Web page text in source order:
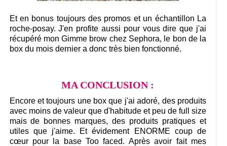
Et en bonus toujours des promos et un échantillon La
roche-posay. J'en profite aussi pour vous dire que j'ai
récupéré mon Gimme brow chez Sephora, le bon de la
box du mois dernier a donc très bien fonctionné.
MA CONCLUSION :
Encore et toujours une box que j'ai adoré, des produits
avec moins de valeur que d'habitude et peu de full size
mais de bonnes marques, des produits pratiques et
utiles que j'aime. Et évidement ENORME coup de
cœur pour la base Too faced. Après avoir fait mes